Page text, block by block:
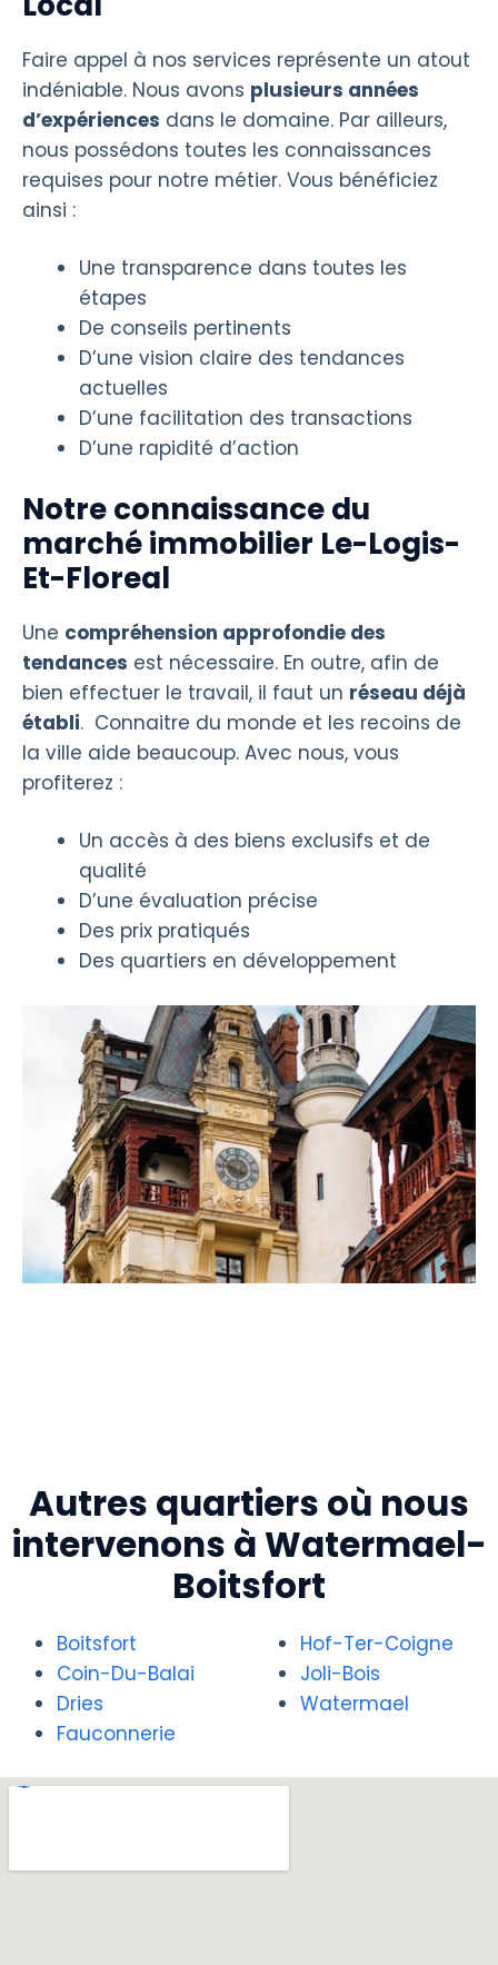
Faire appel à nos services représente un atout
indéniable. Nous avons plusieurs années
d’expériences dans le domaine. Par ailleurs,
nous possédons toutes les connaissances
requises pour notre métier. Vous bénéficiez
ainsi :
Une transparence dans toutes les
étapes
De conseils pertinents
D’une vision claire des tendances
actuelles
D’une facilitation des transactions
D’une rapidité d’action
Notre connaissance du
marché immobilier Le-Logis-
Et-Floreal
Une compréhension approfondie des
tendances est nécessaire. En outre, afin de
bien effectuer le travail, il faut un réseau déjà
établi. Connaitre du monde et les recoins de
la ville aide beaucoup. Avec nous, vous
profiterez :
Un accès à des biens exclusifs et de
qualité
D’une évaluation précise
Des prix pratiqués
Des quartiers en développement
Autres quartiers où nous
intervenons à Watermael-
Boitsfort
Boitsfort
Coin-Du-Balai
Dries
Fauconnerie
Hof-Ter-Coigne
Joli-Bois
Watermael